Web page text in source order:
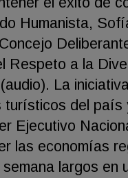
Humanista,
Respeto a la
La
turísticos del país
Ejecutivo
las economías
largos en